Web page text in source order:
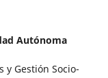
Autónoma
y Gestión Socio-